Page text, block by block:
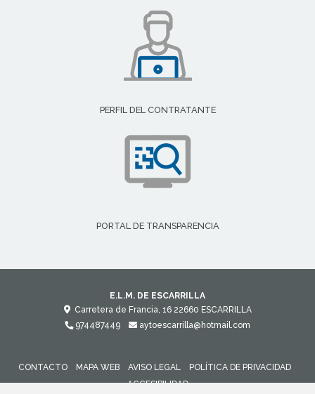
PERFIL DEL CONTRATANTE
PORTAL DE TRANSPARENCIA
E.L.M. DE ESCARRILLA
Carretera de Francia, 16 22660 ESCARRILLA
974487449
aytoescarrilla@hotmail.com
CONTACTO MAPA WEB AVISO LEGAL
POLÍTICA DE PRIVACIDAD
ACCESIBILIDAD